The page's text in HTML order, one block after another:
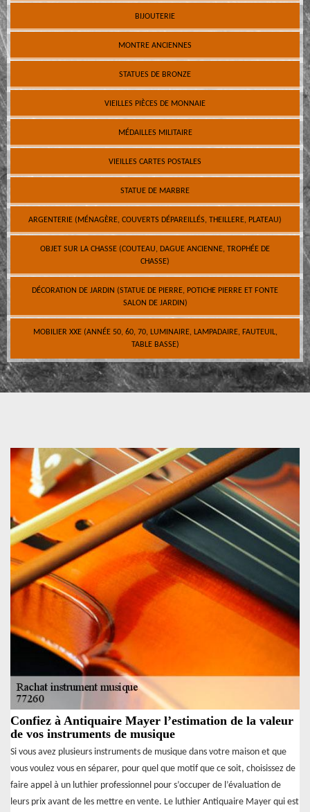
BIJOUTERIE
MONTRE ANCIENNES
STATUES DE BRONZE
VIEILLES PIÈCES DE MONNAIE
MÉDAILLES MILITAIRE
VIEILLES CARTES POSTALES
STATUE DE MARBRE
ARGENTERIE (MÉNAGÈRE, COUVERTS DÉPAREILLÉS, THEILLERE, PLATEAU)
OBJET SUR LA CHASSE (COUTEAU, DAGUE ANCIENNE, TROPHÉE DE
CHASSE)
DÉCORATION DE JARDIN (STATUE DE PIERRE, POTICHE PIERRE ET FONTE
SALON DE JARDIN)
MOBILIER XXE (ANNÉE 50, 60, 70, LUMINAIRE, LAMPADAIRE, FAUTEUIL,
TABLE BASSE)
Confiez à Antiquaire Mayer l’estimation de la valeur
de vos instruments de musique
Si vous avez plusieurs instruments de musique dans votre maison et que
vous voulez vous en séparer, pour quel que motif que ce soit, choisissez de
faire appel à un luthier professionnel pour s’occuper de l’évaluation de
leurs prix avant de les mettre en vente. Le luthier Antiquaire Mayer qui est